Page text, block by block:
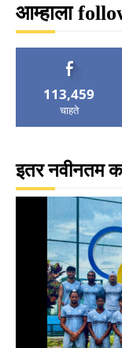
आम्हाला
113,459
चाहते
इतर नवीनतम